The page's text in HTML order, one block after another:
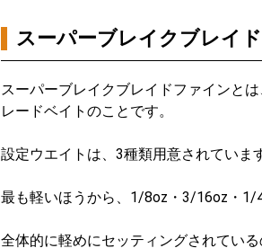
スーパーブレイクブレイ
スーパーブレイクブレイドファインと
レードベイトのことです。
設定ウエイトは、3種類用意されていま
最も軽いほうから、1/8oz・3/16oz・1/
全体的に軽めにセッティングされてい